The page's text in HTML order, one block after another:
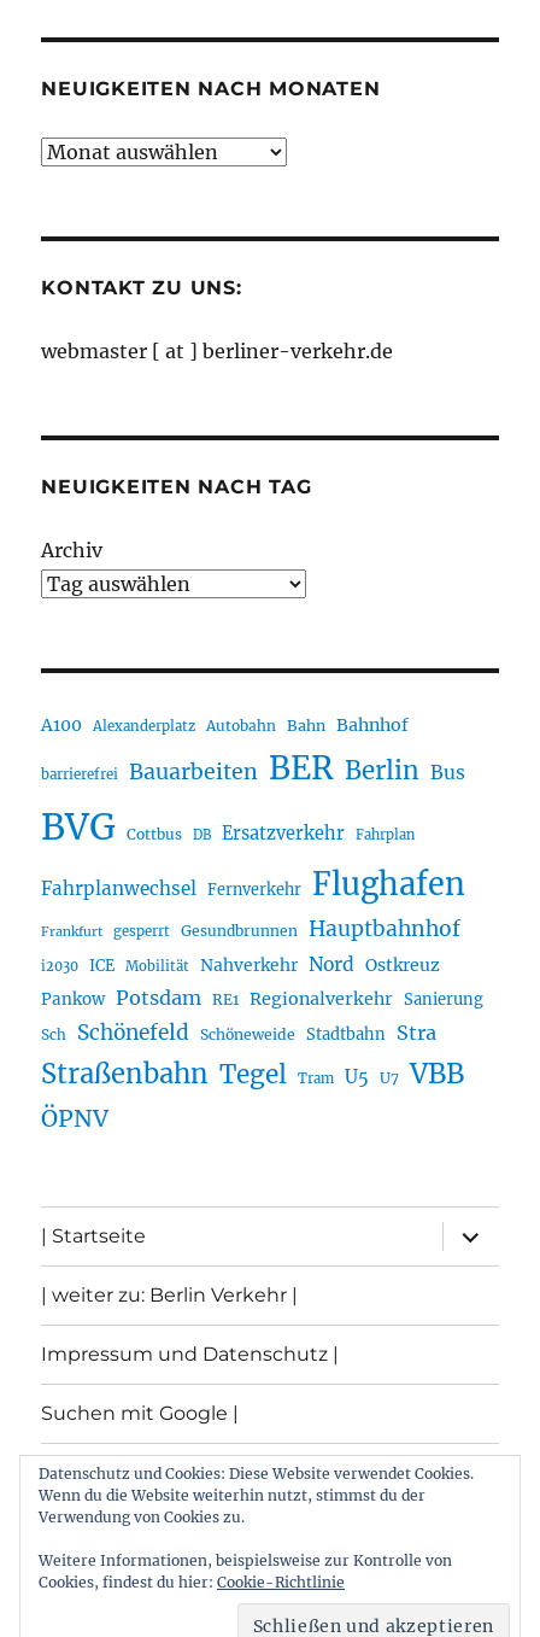
NEUIGKEITEN NACH MONATEN
Neuigkeiten
KONTAKT ZU UNS:
webmaster [ at ] berliner-verkehr.de
NEUIGKEITEN NACH TAG
Archiv
A100 Alexanderplatz Autobahn Bahn Bahnhof
barrierefrei Bauarbeiten BER Berlin Bus
BVG Cottbus DB Ersatzverkehr Fahrplan
Fahrplanwechsel Fernverkehr Flughafen
Frankfurt gesperrt Gesundbrunnen Hauptbahnhof
i2030 ICE Mobilität Nahverkehr Nord Ostkreuz
Pankow Potsdam RE1 Regionalverkehr Sanierung
Sch Schönefeld Schöneweide Stadtbahn Stra
Straßenbahn Tegel Tram U5 U7 VBB
ÖPNV
| Startseite
öffnen
| weiter zu: Berlin Verkehr |
Impressum und Datenschutz |
Suchen mit Google |
Themen
Archiv von: Berlin:Verkehr
Stolz präsentiert von
Datenschutz und Cookies: Diese Website verwendet Cookies.
Wenn du die Website weiterhin nutzt, stimmst du der
Verwendung von Cookies zu.
Weitere Informationen, beispielsweise zur Kontrolle von
Cookies, findest du hier: Cookie-Richtlinie